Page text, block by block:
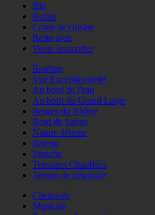
Bio
Buffet
Cours de cuisine
Resto àvin
Vente àemporter
Rooftop
Vue Exceptionnelle
Au bord de l'eau
Au bord du Grand Large
Berges du Rhône
Bord de Saône
Nature détente
Bateau
Péniche
Terrasses Chauffées
Terrain de pétanque
Cheminée
Musicale